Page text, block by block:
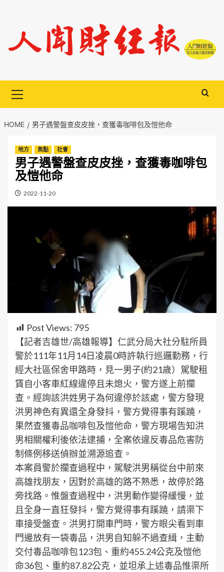
content
Menu
HOME 男子遇警盤查皮皮挫，查獲毒咖啡包及愷他命
地方 焦點 社會
男子遇警盤查皮皮挫，查獲毒咖啡包
及愷他命
2022-11-20
Post Views: 795
【記者吉雄世/高雄報導】仁武分局大社分駐所員
警於111年11月14日凌晨0時許執行巡邏勤務，行
經大社區保舍甲路時，見一男子(約21歲）駕駛租
賃自小客車紅線違停且未熄火，警方遂上前攔
查。經詢該洪姓男子為何違停於該處，警方發現
洪男神色有異還全身發抖，警方覺得事有蹊蹺，
果然查獲毒品咖啡包及愷他命，警方現場告知洪
男相關權利後依法逮捕，全案依違反毒品危害防
制條例移送偵辦並溯源追查。
本案員警於攔查過程中，駕駛洪男稱從台中前來
高雄找朋友，因對於高雄的路不熟悉，故停於路
旁找路。惟盤查過程中，洪男動作變得緩慢，並
且全身一直狂發抖，警方覺得事有蹊蹺，請渠下
車接受盤查。洪男打開車門時，警方眼尖看到車
門邊放有一袋毒品，洪男自知躲不過查緝，主動
交付毒品咖啡包123包、重約455.24公克及愷他
命36包、重約87.82公克，並坦承上述毒品惟渠所